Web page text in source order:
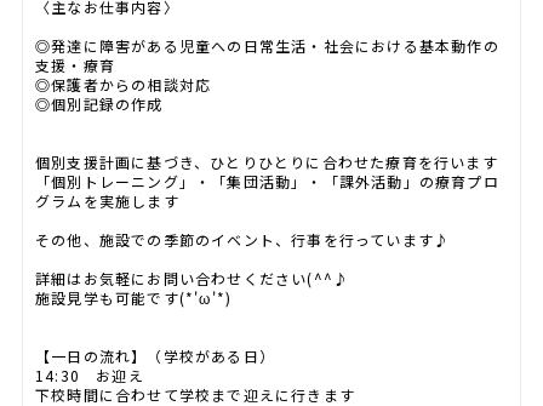
〈主なお仕事内容〉
◎発達に障害がある児童への日常生活・社会における基本動作の
支援・療育
◎保護者からの相談対応
◎個別記録の作成
個別支援計画に基づき、ひとりひとりに合わせた療育を行います
「個別トレーニング」・「集団活動」・「課外活動」の療育プロ
グラムを実施します
その他、施設での季節のイベント、行事を行っています♪
詳細はお気軽にお問い合わせください(^^♪
施設見学も可能です(*'ω'*)
【一日の流れ】（学校がある日）
14:30 お迎え
下校時間に合わせて学校まで迎えに行きます